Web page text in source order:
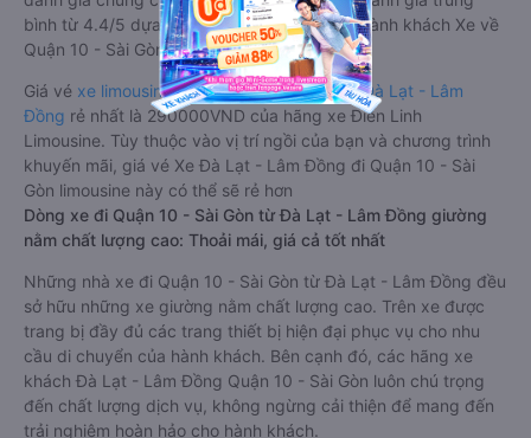
bình từ 4.4/5 dựa trên 18632 phản hồi của hành khách Xe về
Quận 10 - Sài Gòn từ Đà Lạt - Lâm Đồng.
Giá vé xe limousine đi Quận 10 - Sài Gòn từ Đà Lạt - Lâm
Đồng rẻ nhất là 290000VND của hãng xe Điền Linh
Limousine. Tùy thuộc vào vị trí ngồi của bạn và chương trình
khuyến mãi, giá vé Xe Đà Lạt - Lâm Đồng đi Quận 10 - Sài
Gòn limousine này có thể sẽ rẻ hơn
Dòng xe đi Quận 10 - Sài Gòn từ Đà Lạt - Lâm Đồng giường
nằm chất lượng cao: Thoải mái, giá cả tốt nhất
Những nhà xe đi Quận 10 - Sài Gòn từ Đà Lạt - Lâm Đồng đều
sở hữu những xe giường nằm chất lượng cao. Trên xe được
trang bị đầy đủ các trang thiết bị hiện đại phục vụ cho nhu
cầu di chuyển của hành khách. Bên cạnh đó, các hãng xe
khách Đà Lạt - Lâm Đồng Quận 10 - Sài Gòn luôn chú trọng
đến chất lượng dịch vụ, không ngừng cải thiện để mang đến
trải nghiệm hoàn hảo cho hành khách.